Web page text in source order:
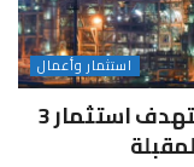
استثمار وأعمال
“أوراسكوم للمناطق الصناعية” تستهدف استثمار 3